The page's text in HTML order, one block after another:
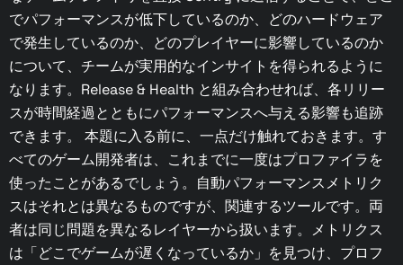
でパフォーマンスが低下しているのか、どのハードウェア
で発生しているのか、どのプレイヤーに影響しているのか
について、チームが実用的なインサイトを得られるように
なります。Release & Health と組み合わせれば、各リリー
スが時間経過とともにパフォーマンスへ与える影響も追跡
できます。 本題に入る前に、一点だけ触れておきます。す
べてのゲーム開発者は、これまでに一度はプロファイラを
使ったことがあるでしょう。自動パフォーマンスメトリク
スはそれとは異なるものですが、関連するツールです。両
者は同じ問題を異なるレイヤーから扱います。メトリクス
は「どこでゲームが遅くなっているか」を見つけ、プロフ